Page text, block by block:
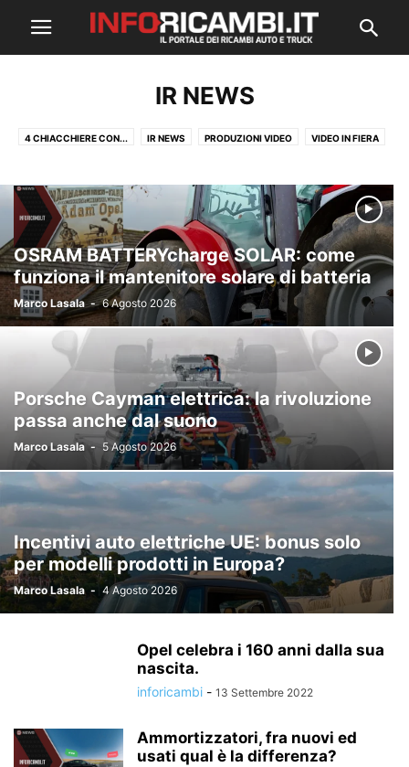
IR NEWS
4 CHIACCHIERE CON... IR NEWS PRODUZIONI VIDEO VIDEO IN FIERA
OSRAM BATTERYcharge SOLAR: come
funziona il mantenitore solare di batteria
Marco Lasala - 6 Agosto 2026
Porsche Cayman elettrica: la rivoluzione
passa anche dal suono
Marco Lasala - 5 Agosto 2026
Incentivi auto elettriche UE: bonus solo
per modelli prodotti in Europa?
Marco Lasala - 4 Agosto 2026
Opel celebra i 160 anni dalla sua
nascita.
inforicambi - 13 Settembre 2022
Ammortizzatori, fra nuovi ed
usati qual è la differenza?